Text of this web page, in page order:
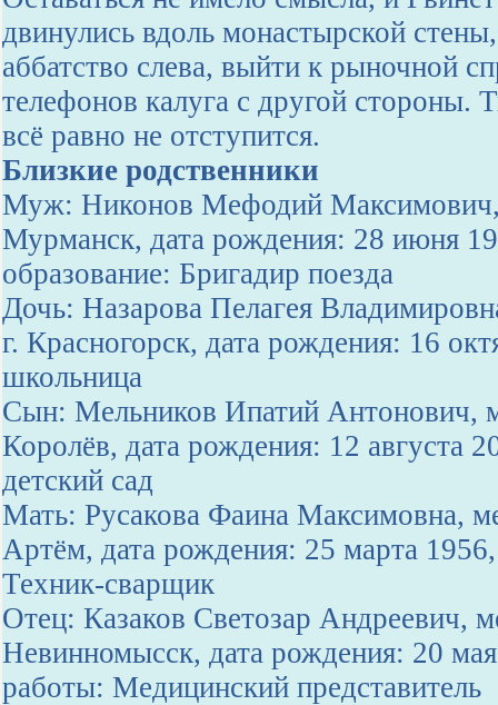
двинулись вдоль монастырской
аббатство слева, выйти к рыночной
телефонов калуга с другой стороны.
всё равно не отступится.
Близкие родственники
Муж: Никонов Мефодий Максимович,
Мурманск, дата рождения: 28 июня
образование: Бригадир поезда
Дочь: Назарова Пелагея
г. Красногорск, дата рождения: 16
школьница
Сын: Мельников Ипатий Антонович,
Королёв, дата рождения: 12 августа
детский сад
Мать: Русакова Фаина Максимовна,
Артём, дата рождения: 25 марта
Техник-сварщик
Отец: Казаков Светозар Андреевич,
Невинномысск, дата рождения: 20
работы: Медицинский представитель